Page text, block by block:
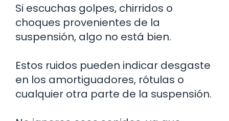
Si escuchas golpes, chirridos o
choques provenientes de la
suspensión, algo no está bien.
Estos ruidos pueden indicar desgaste
en los amortiguadores, rótulas o
cualquier otra parte de la suspensión.